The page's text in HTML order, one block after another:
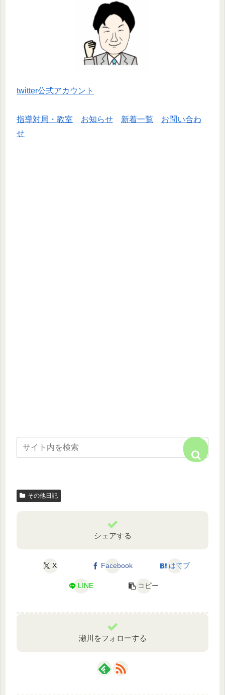
twitter公式アカウント
指導対局・教室 お知らせ 新着一覧
お問い合わ
せ
その他日記
シェアする
X Facebook はてブ
LINE コピー
瀬川をフォローする